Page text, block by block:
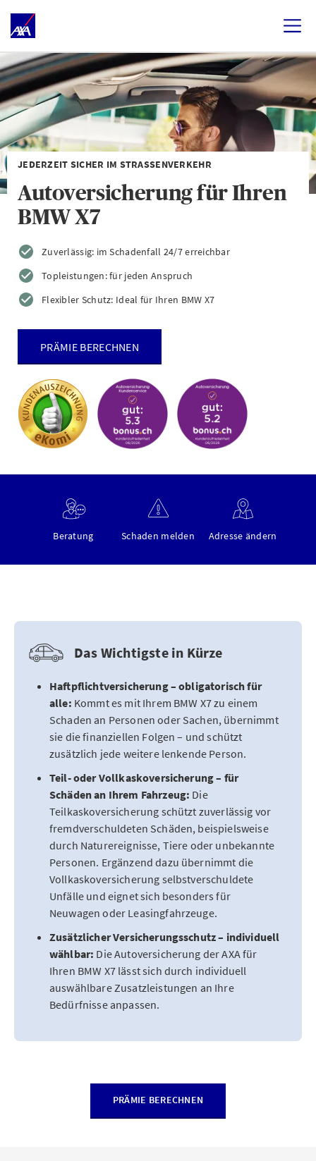
JEDERZEIT SICHER IM STRASSENVERKEHR
Autoversicherung für Ihren
BMW X7
Zuverlässig: im Schadenfall 24/7 erreichbar
Topleistungen: für jeden Anspruch
Flexibler Schutz: Ideal für Ihren BMW X7
PRÄMIE BERECHNEN
Beratung Schaden melden Adresse ändern
Das Wichtigste in Kürze
Haftpflichtversicherung – obligatorisch für
alle: Kommt es mit Ihrem BMW X7 zu einem
Schaden an Personen oder Sachen, übernimmt
sie die finanziellen Folgen – und schützt
zusätzlich jede weitere lenkende Person.
Teil- oder Vollkaskoversicherung – für
Schäden an Ihrem Fahrzeug: Die
Teilkaskoversicherung schützt zuverlässig vor
fremdverschuldeten Schäden, beispielsweise
durch Naturereignisse, Tiere oder unbekannte
Personen. Ergänzend dazu übernimmt die
Vollkaskoversicherung selbstverschuldete
Unfälle und eignet sich besonders für
Neuwagen oder Leasingfahrzeuge.
Zusätzlicher Versicherungsschutz – individuell
wählbar: Die Autoversicherung der AXA für
Ihren BMW X7 lässt sich durch individuell
auswählbare Zusatzleistungen an Ihre
Bedürfnisse anpassen.
PRÄMIE BERECHNEN